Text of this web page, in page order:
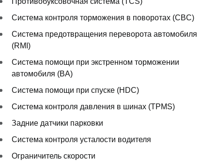
Система контроля торможения в поворотах (CBC)
Система предотвращения переворота автомобиля
(RMI)
Система помощи при экстренном торможении
автомобиля (BA)
Система помощи при спуске (HDC)
Система контроля давления в шинах (TPMS)
Задние датчики парковки
Система контроля усталости водителя
Ограничитель скорости